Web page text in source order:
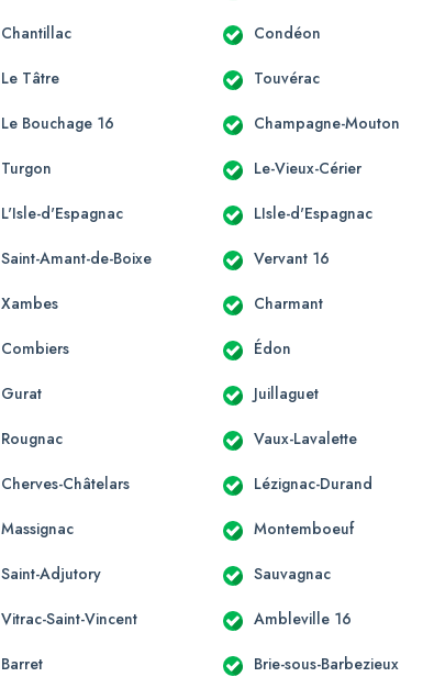
Chantillac Condéon
Le Tâtre Touvérac
Le Bouchage 16 Champagne-Mouton
Turgon Le-Vieux-Cérier
L'Isle-d'Espagnac LIsle-d'Espagnac
Saint-Amant-de-Boixe Vervant 16
Xambes Charmant
Combiers Édon
Gurat Juillaguet
Rougnac Vaux-Lavalette
Cherves-Châtelars Lézignac-Durand
Massignac Montemboeuf
Saint-Adjutory Sauvagnac
Vitrac-Saint-Vincent Ambleville 16
Barret Brie-sous-Barbezieux